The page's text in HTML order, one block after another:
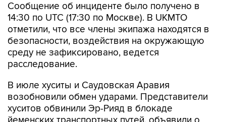
Сообщение об инциденте было получено в
14:30 по UTC (17:30 по Москве). В UKMTO
отметили, что все члены экипажа находятся в
безопасности, воздействия на окружающую
среду не зафиксировано, ведется
расследование.
В июле хуситы и Саудовская Аравия
возобновили обмен ударами. Представители
хуситов обвинили Эр-Рияд в блокаде